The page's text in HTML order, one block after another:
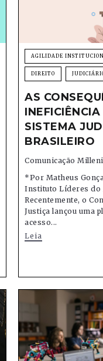
AGILIDADE
DIREITO
AS
SISTEMA
BRASILEIRO
Comunicação
*Por Matheus
Instituto Líderes do
Recentemente, o
Justiça lançou uma
acesso...
Leia